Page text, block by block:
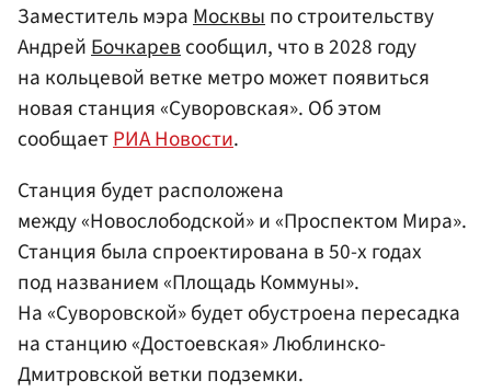
Заместитель мэраМосквыпо строительству
АндрейБочкаревсообщил, что в 2028 году
на кольцевой ветке метро может появиться
новая станция «Суворовская». Об этом
сообщаетРИА Новости.
Станция будет расположена
между «Новослободской» и «Проспектом Мира».
Станция была спроектирована в 50-х годах
под названием «Площадь Коммуны».
На «Суворовской» будет обустроена пересадка
на станцию «Достоевская» Люблинско-
Дмитровской ветки подземки.